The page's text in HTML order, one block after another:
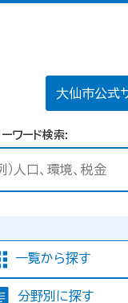
大仙市公式
ーワード検索
一覧から探す
分野別に探す
が見つ